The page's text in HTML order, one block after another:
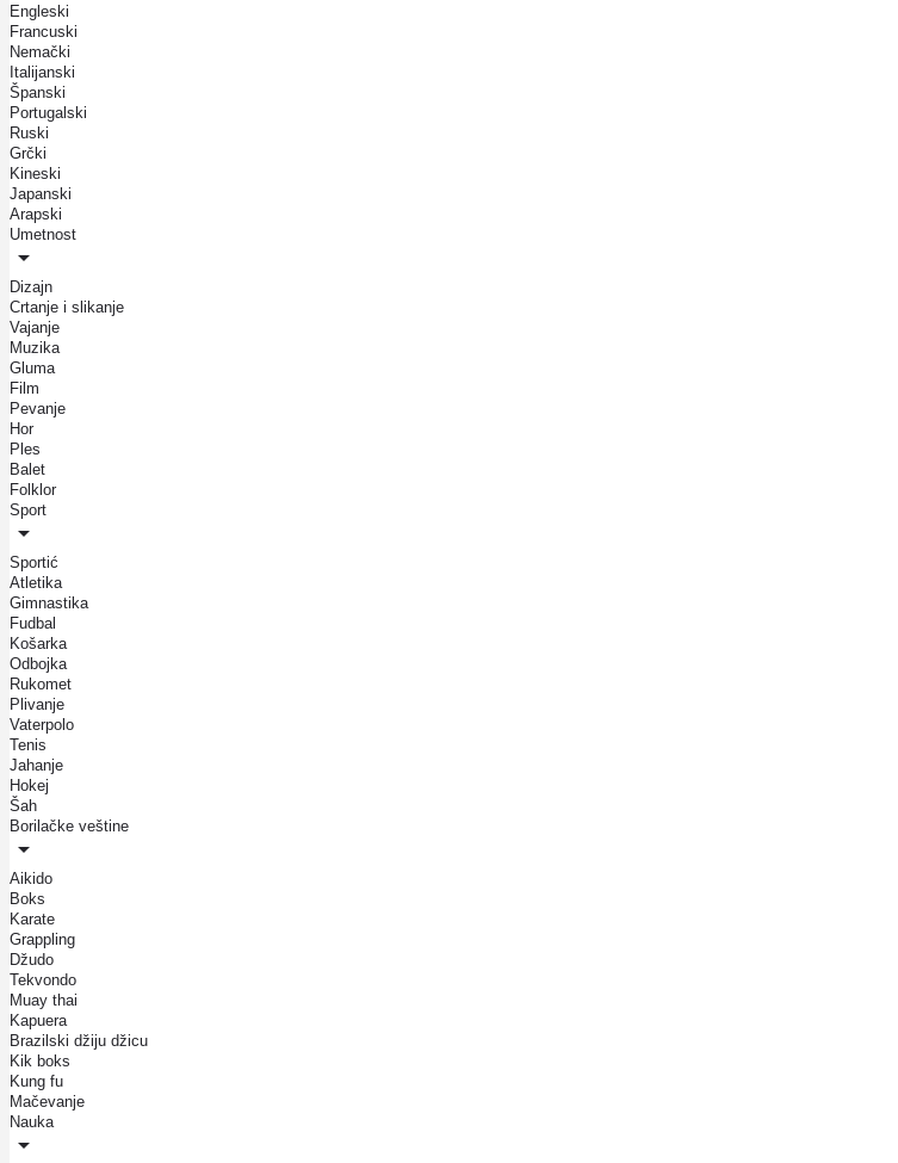
Engleski
Francuski
Nemački
Italijanski
Španski
Portugalski
Ruski
Grčki
Kineski
Japanski
Arapski
Umetnost
Dizajn
Crtanje i slikanje
Vajanje
Muzika
Gluma
Film
Pevanje
Hor
Ples
Balet
Folklor
Sport
Sportić
Atletika
Gimnastika
Fudbal
Košarka
Odbojka
Rukomet
Plivanje
Vaterpolo
Tenis
Jahanje
Hokej
Šah
Borilačke veštine
Aikido
Boks
Karate
Grappling
Džudo
Tekvondo
Muay thai
Kapuera
Brazilski džiju džicu
Kik boks
Kung fu
Mačevanje
Nauka